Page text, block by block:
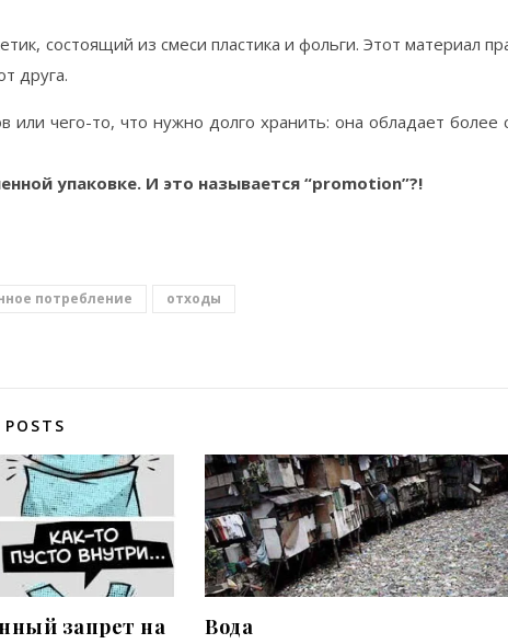
состоящий из смеси пластика и фольги. Этот материал
друга.
чего-то, что нужно долго хранить: она обладает более
упаковке. И это называется “promotion”?!
потребление отходы
запрет на
Вода